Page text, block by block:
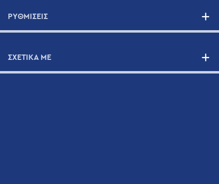
Εγγραφείτε στην Mailing List της Hellamco και
ενημερωθείτε για τα τελευταία νέα της.
ΡΥΘΜΙΣΕΙΣ
ΣΧΕΤΙΚΑ ΜΕ